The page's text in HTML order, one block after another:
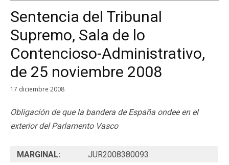
Sentencia del Tribunal
Supremo, Sala de lo
Contencioso-Administrativo,
de 25 noviembre 2008
17 diciembre 2008
Obligación de que la bandera de España ondee en el
exterior del Parlamento Vasco
MARGINAL:
JUR2008380093